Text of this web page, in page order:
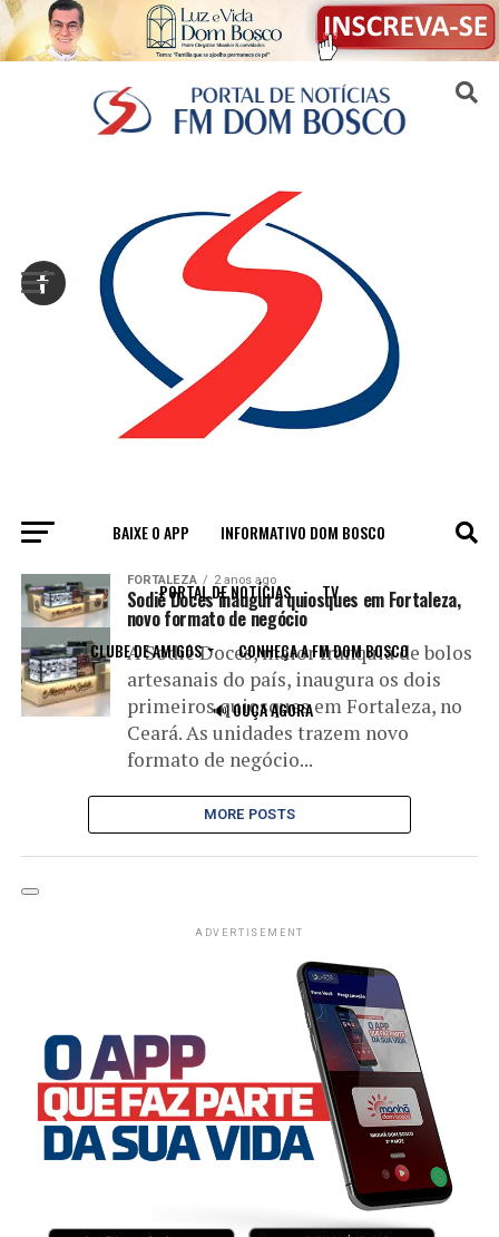
BAIXE O APP INFORMATIVO DOM BOSCO
PORTAL DE NOTÍCIAS TV
CLUBE DE AMIGOS CONHEÇA A FM DOM BOSCO
🔊 OUÇA AGORA
All posts tagged "quisque"
FORTALEZA 2 anos ago
Sodiê Doces inaugura quiosques em Fortaleza,
novo formato de negócio
A Sodiê Doces, maior franquia de bolos
artesanais do país, inaugura os dois
primeiros quiosques em Fortaleza, no
Ceará. As unidades trazem novo
formato de negócio...
MORE POSTS
ADVERTISEMENT
Sair da versão mobile